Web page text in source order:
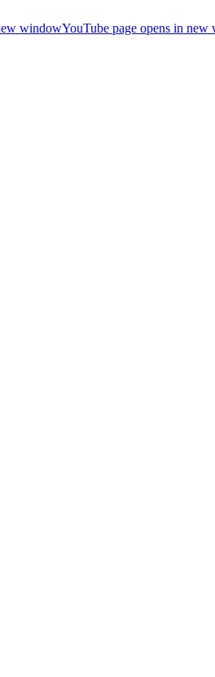
windowYouTube page opens in new